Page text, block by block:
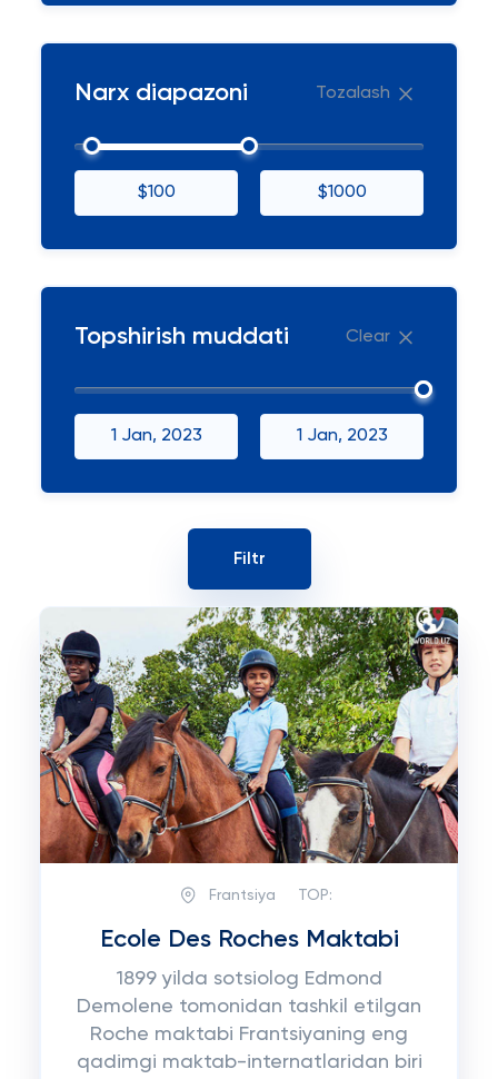
Narx diapazoni Tozalash
$100 $1000
Topshirish muddati Clear
1 Jan, 2023 1 Jan, 2023
Frantsiya TOP:
Ecole Des Roches Maktabi
1899 yilda sotsiolog Edmond
Demolene tomonidan tashkil etilgan
Roche maktabi Frantsiyaning eng
qadimgi maktab-internatlaridan biri